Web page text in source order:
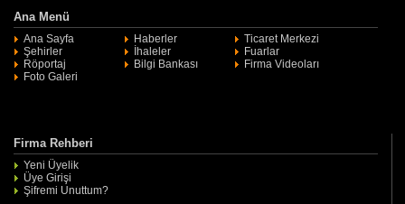
Ana Menü
Ana Sayfa Haberler
Ticaret Merkezi
Şehirler
İhaleler
Fuarlar
Röportaj
Bilgi Bankası
Firma Videoları
Foto Galeri
Firma Rehberi
Yeni Üyelik
Üye Girişi
Şifremi Unuttum?